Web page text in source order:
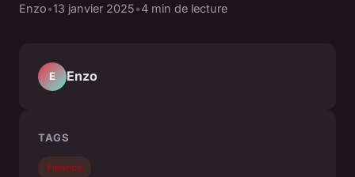
Enzo•13 janvier 2025•4 min de lecture
E Enzo
TAGS
Finance